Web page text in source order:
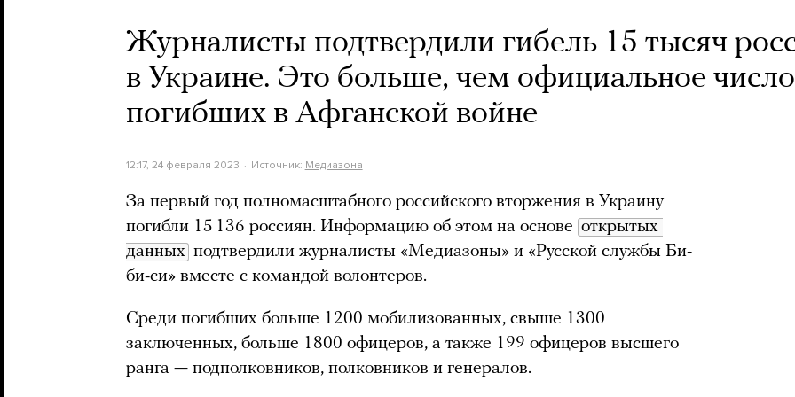
Журналисты подтвердили гибель 15 тысяч
в Украине. Это больше, чем официальное число
погибших в Афганской войне
12:17, 24 февраля 2023 Источник: Медиазона
За первый год полномасштабного российского вторжения в Украину
погибли 15 136 россиян. Информацию об этом на основе открытых
данных подтвердили журналисты «Медиазоны» и «Русской службы Би-
би-си» вместе с командой волонтеров.
Среди погибших больше 1200 мобилизованных, свыше 1300
заключенных, больше 1800 офицеров, а также 199 офицеров высшего
ранга — подполковников, полковников и генералов.